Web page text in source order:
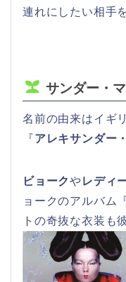
連れにしたい相手
サンダー・
名前の由来はイギ
『アレキサンダー
ビョークやレディ
ョークのアルバム
トの奇抜な衣装も